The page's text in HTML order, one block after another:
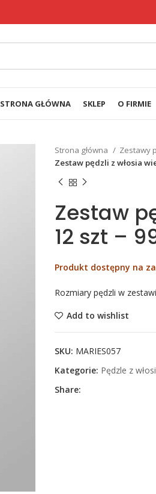
STRONA GŁÓWNA SKLEP O FIRMIE
Strona główna Zestawy
Zestaw pędzli z włosia
Zestaw
12 szt –
Produkt dostępny na
Rozmiary pędzli w
Add to wishlist
SKU: MARIES057
Kategorie: Pędzle z
Share: